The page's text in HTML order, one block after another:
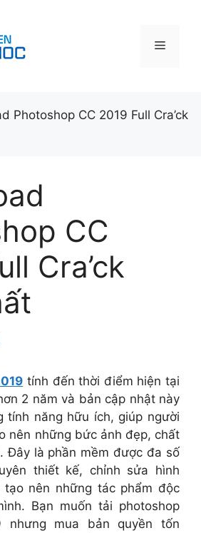
Menu
Photoshop CC 2019 Full Cra’ck
CC
Cra’ck
tính đến thời điểm hiện tại
2 năm và bản cập nhật này
tính năng hữu ích, giúp người
nên những bức ảnh đẹp, chất
Đây là phần mềm được đa số
thiết kế, chỉnh sửa hình
nên những tác phẩm độc
Bạn muốn tải photoshop
nhưng mua bản quyền tốn